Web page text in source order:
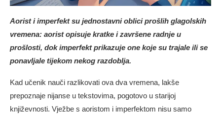
Aorist i imperfekt su jednostavni oblici prošlih glagolskih
vremena: aorist opisuje kratke i završene radnje u
prošlosti, dok imperfekt prikazuje one koje su trajale ili se
ponavljale tijekom nekog razdoblja.
Kad učenik nauči razlikovati ova dva vremena, lakše
prepoznaje nijanse u tekstovima, pogotovo u starijoj
književnosti. Vježbe s aoristom i imperfektom nisu samo